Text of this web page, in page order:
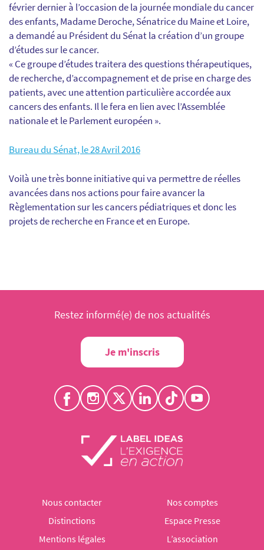
février dernier à l’occasion de la journée mondiale du cancer
des enfants, Madame Deroche, Sénatrice du Maine et Loire,
a demandé au Président du Sénat la création d’un groupe
d’études sur le cancer.
« Ce groupe d’études traitera des questions thérapeutiques,
de recherche, d’accompagnement et de prise en charge des
patients, avec une attention particulière accordée aux
cancers des enfants. Il le fera en lien avec l’Assemblée
nationale et le Parlement européen ».
Bureau du Sénat, le 28 Avril 2016
Voilà une très bonne initiative qui va permettre de réelles
avancées dans nos actions pour faire avancer la
Règlementation sur les cancers pédiatriques et donc les
projets de recherche en France et en Europe.
Restez informé(e) de nos actualités
Je m'inscris
Nous contacter
Nos comptes
Distinctions
Espace Presse
Mentions légales
L’association